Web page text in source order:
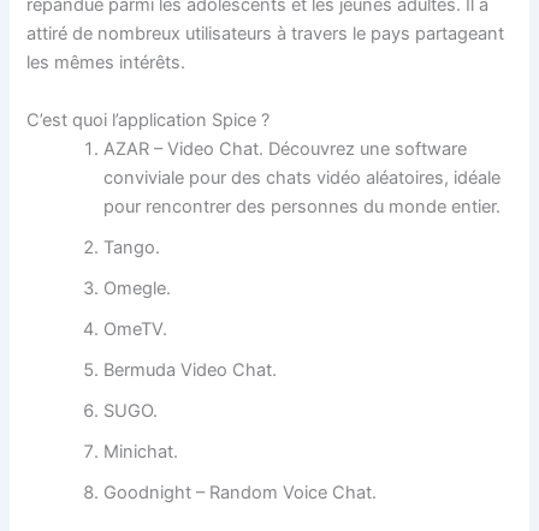
répandue parmi les adolescents et les jeunes adultes. Il a
attiré de nombreux utilisateurs à travers le pays partageant
les mêmes intérêts.
C’est quoi l’application Spice ?
AZAR – Video Chat. Découvrez une software
conviviale pour des chats vidéo aléatoires, idéale
pour rencontrer des personnes du monde entier.
Tango.
Omegle.
OmeTV.
Bermuda Video Chat.
SUGO.
Minichat.
Goodnight – Random Voice Chat.